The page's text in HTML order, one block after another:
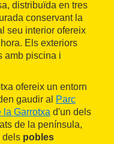
distribuïda en tres
conservant la
seu interior ofereix
Els exteriors
amb piscina i
ofereix un entorn
gaudir al
Parc
la Garrotxa d'un dels
de la península,
dels pobles